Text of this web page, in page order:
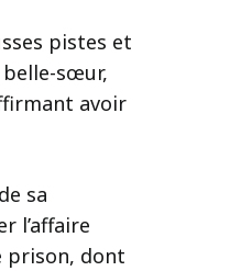
pistes et
belle-sœur,
avoir
sa
l’affaire
prison, dont